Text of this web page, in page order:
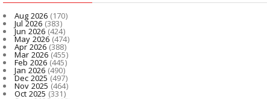
Aug 2026 (170)
Jul 2026 (383)
Jun 2026(424)
May 2026(474)
Apr 2026 (388)
Mar 2026(455)
Feb 2026 (445)
Jan 2026 (490)
Dec 2025(497)
Nov 2025 (464)
Oct 2025 (331)